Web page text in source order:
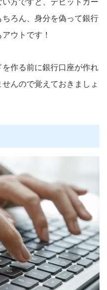
方ですと、デビットカー
ちろん、身分を偽って銀行
ウトです！
作る前に銀行口座が作れ
んので覚えておきましょ